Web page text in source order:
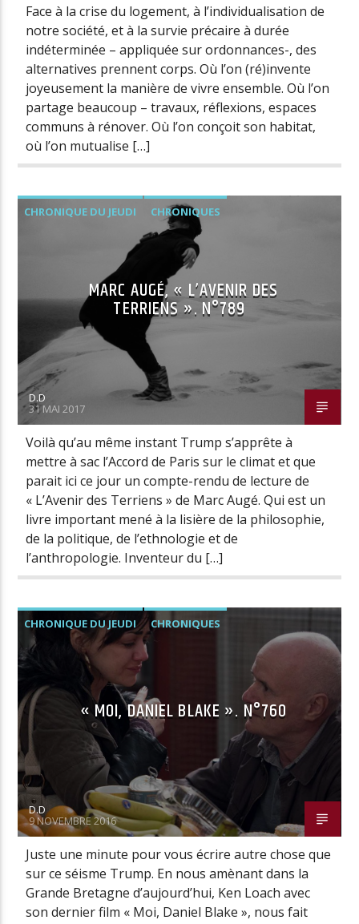
Face à la crise du logement, à l’individualisation de
notre société, et à la survie précaire à durée
indéterminée – appliquée sur ordonnances-, des
alternatives prennent corps. Où l’on (ré)invente
joyeusement la manière de vivre ensemble. Où l’on
partage beaucoup – travaux, réflexions, espaces
communs à rénover. Où l’on conçoit son habitat,
où l’on mutualise […]
CHRONIQUE DU JEUDI CHRONIQUES
MARC AUGÉ, « L’AVENIR DES
TERRIENS ». N°789
D.D
31 MAI 2017
Voilà qu’au même instant Trump s’apprête à
mettre à sac l’Accord de Paris sur le climat et que
parait ici ce jour un compte-rendu de lecture de
« L’Avenir des Terriens » de Marc Augé. Qui est un
livre important mené à la lisière de la philosophie,
de la politique, de l’ethnologie et de
l’anthropologie. Inventeur du […]
CHRONIQUE DU JEUDI CHRONIQUES
« MOI, DANIEL BLAKE ». N°760
D.D
9 NOVEMBRE 2016
Juste une minute pour vous écrire autre chose que
sur ce séisme Trump. En nous amènant dans la
Grande Bretagne d’aujourd’hui, Ken Loach avec
son dernier film « Moi, Daniel Blake », nous fait